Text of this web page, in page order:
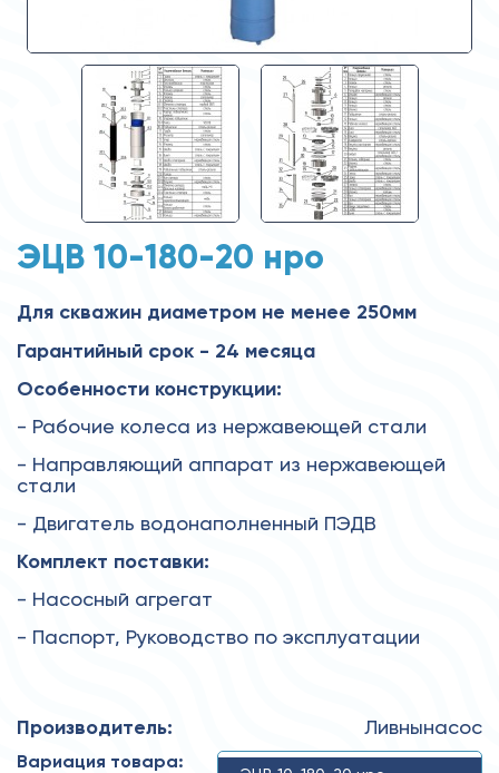
ЭЦВ 10-180-20 нро
Для скважин диаметром не менее 250мм
Гарантийный срок - 24 месяца
Особенности конструкции:
- Рабочие колеса из нержавеющей стали
- Направляющий аппарат из нержавеющей
стали
- Двигатель водонаполненный ПЭДВ
Комплект поставки:
- Насосный агрегат
- Паспорт, Руководство по эксплуатации
Производитель: Ливнынасос
Вариация товара: